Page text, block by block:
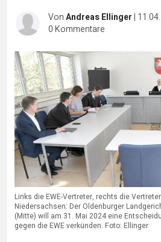
VonAndreas Ellinger |
0 Kommentare
Links die EWE-Vertreter, rechts die
Niedersachsen: Der Oldenburger
(Mitte) will am 31. Mai 2024 eine
gegen die EWE verkünden. Foto: Ellinger